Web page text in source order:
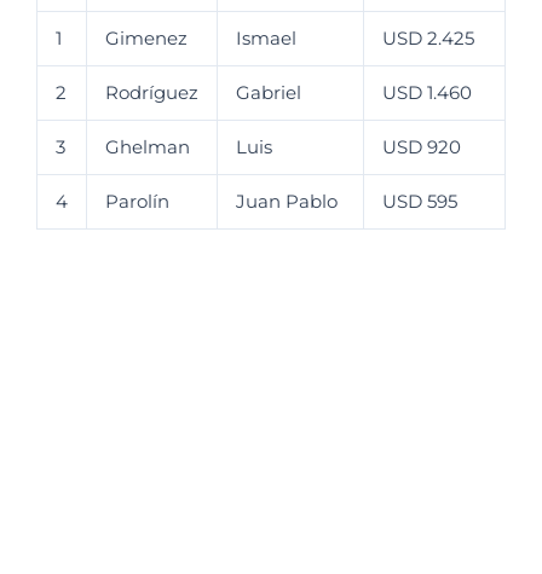
1 Gimenez Ismael USD 2.425
2 Rodríguez Gabriel USD 1.460
3 Ghelman Luis USD 920
4 Parolín Juan Pablo USD 595